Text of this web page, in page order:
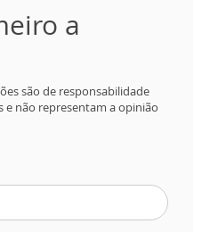
a
são de responsabilidade
e não representam a opinião